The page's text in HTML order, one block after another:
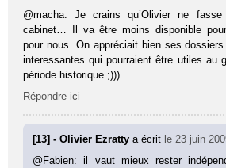
@macha. Je crains qu’Olivier ne
cabinet… Il va être moins disponible
pour nous. On appréciait bien ses
interessantes qui pourraient être utiles au
période historique ;)))
Répondre ici
[13] - Olivier Ezrattya écrit le 23 juin
@Fabien: il vaut mieux rester